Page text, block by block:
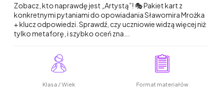
Zobacz, kto naprawdę jest „Artystą”! 🎭 Pakiet kart z
konkretnymi pytaniami do opowiadania Sławomira Mrożka
+ klucz odpowiedzi. Sprawdź, czy uczniowie widzą więcej niż
tylko metaforę, i szybko oceń zna...
Klasa / Wiek Format materiałów